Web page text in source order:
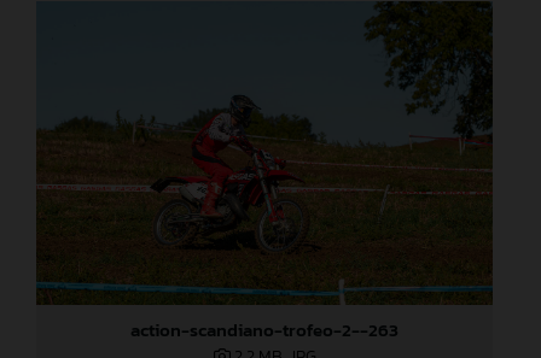
action-scandiano-trofeo-2--263